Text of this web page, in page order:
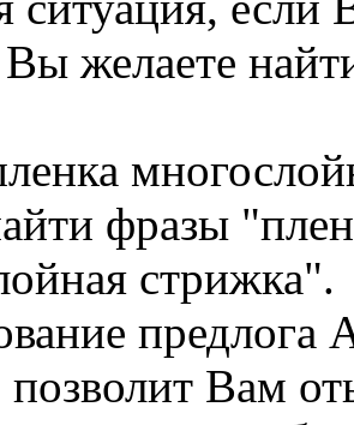
желаете
фразы
стрижка".
позволит Вам